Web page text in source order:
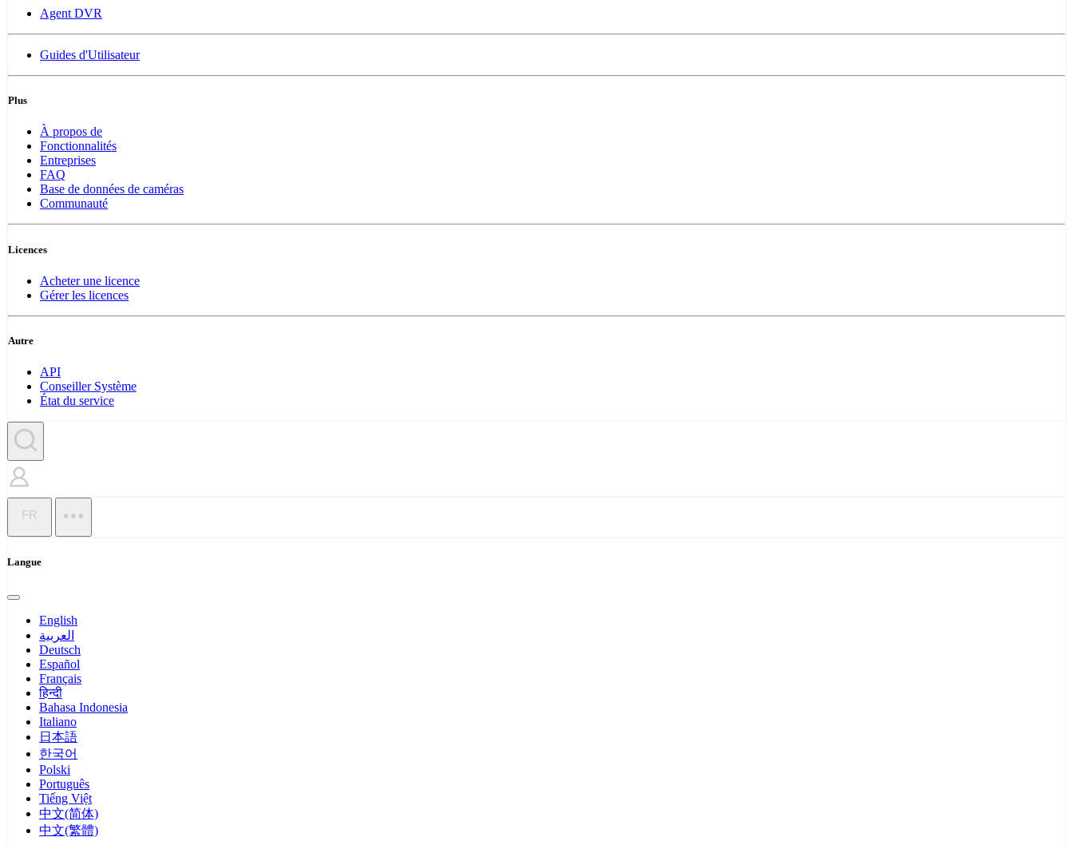
Agent DVR
Guides d'Utilisateur
Plus
À propos de
Fonctionnalités
Entreprises
FAQ
Base de données de caméras
Communauté
Licences
Acheter une licence
Gérer les licences
Autre
API
Conseiller Système
État du service
FR
Langue
English
العربية
Deutsch
Español
Français
हिन्दी
Bahasa Indonesia
Italiano
日本語
한국어
Polski
Português
Tiếng Việt
中文(简体)
中文(繁體)